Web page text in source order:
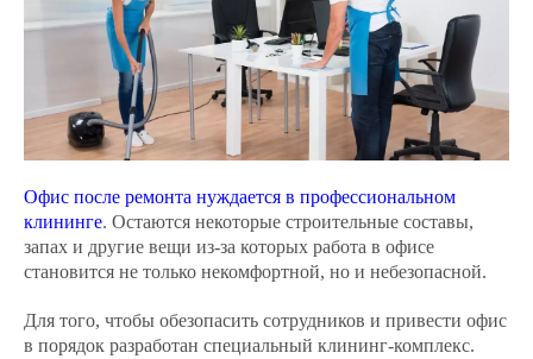
Офис после ремонта нуждается в профессиональном
клининге. Остаются некоторые строительные составы,
запах и другие вещи из-за которых работа в офисе
становится не только некомфортной, но и небезопасной.
Для того, чтобы обезопасить сотрудников и привести офис
в порядок разработан специальный клининг-комплекс.